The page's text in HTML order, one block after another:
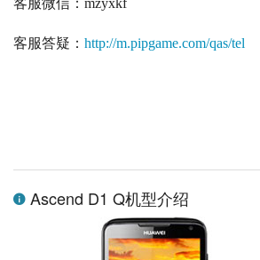
客服微信： mzyxkf
客服答疑： http://m.pipgame.com/qas/tel
Ascend D1 Q机型介绍